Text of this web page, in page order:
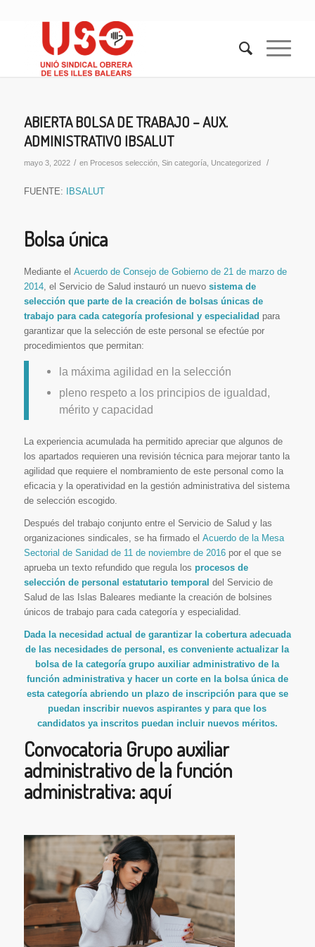
ABIERTA BOLSA DE TRABAJO – AUX.
ADMINISTRATIVO IBSALUT
mayo 3, 2022 / en Procesos selección, Sin categoría, Uncategorized /
FUENTE: IBSALUT
Bolsa única
Mediante el Acuerdo de Consejo de Gobierno de 21 de marzo de
2014, el Servicio de Salud instauró un nuevo sistema de
selección que parte de la creación de bolsas únicas de
trabajo para cada categoría profesional y especialidad para
garantizar que la selección de este personal se efectúe por
procedimientos que permitan:
la máxima agilidad en la selección
pleno respeto a los principios de igualdad,
mérito y capacidad
La experiencia acumulada ha permitido apreciar que algunos de
los apartados requieren una revisión técnica para mejorar tanto la
agilidad que requiere el nombramiento de este personal como la
eficacia y la operatividad en la gestión administrativa del sistema
de selección escogido.
Después del trabajo conjunto entre el Servicio de Salud y las
organizaciones sindicales, se ha firmado el Acuerdo de la Mesa
Sectorial de Sanidad de 11 de noviembre de 2016por el que se
aprueba un texto refundido que regula los procesos de
selección de personal estatutario temporal del Servicio de
Salud de las Islas Baleares mediante la creación de bolsines
únicos de trabajo para cada categoría y especialidad.
Dada la necesidad actual de garantizar la cobertura adecuada
de las necesidades de personal, es conveniente actualizar la
bolsa de la categoría grupo auxiliar administrativo de la
función administrativa y hacer un corte en la bolsa única de
esta categoría abriendo un plazo de inscripción para que se
puedan inscribir nuevos aspirantes y para que los
candidatos ya inscritos puedan incluir nuevos méritos.
Convocatoria Grupo auxiliar
administrativo de la función
administrativa:aquí